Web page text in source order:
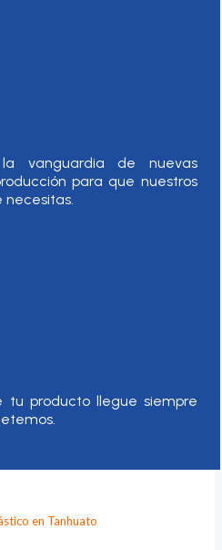
vanguardia de nuevas
para que nuestros
necesitas.
tu producto llegue siempre
en Tanhuato